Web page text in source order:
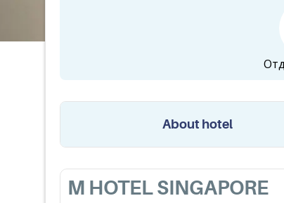
About hotel
M HOTEL SINGAPORE